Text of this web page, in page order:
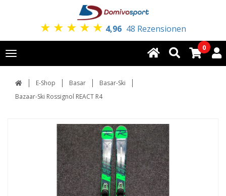
★ ★ ★ ★ ★ 4,96 48 Rezensionen
Toggle
navigation
0
E-Shop Basar
Basar-Ski
Bazaar-Ski Rossignol REACT R4